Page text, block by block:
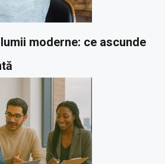
moderne: ce ascunde